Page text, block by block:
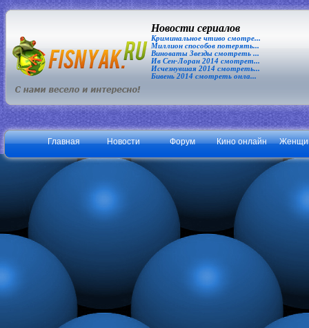
Новости сериалов
Криминальное чтиво смотре...
Миллион способов потерять...
Виноваты Звезды смотреть ...
Ив Сен-Лоран 2014 смотрет...
Исчезнувшая 2014 смотреть...
Бивень 2014 смотреть онла...
Главная Новости Форум Кино онлайн